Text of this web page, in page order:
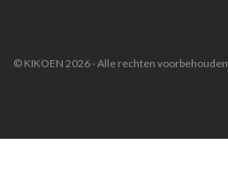
© KIKOEN 2026 - Alle rechten voorbehouden